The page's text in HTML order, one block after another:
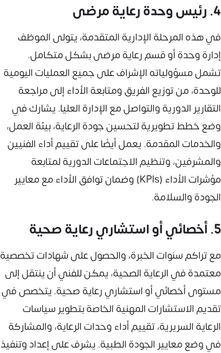
4. رئيس وحدة رعاية مرضى
في هذه المرحلة الإدارية المتقدمة، يتولى الموظف
إدارة وحدة أو قسم رعاية مرضى بشكل متكامل.
تشمل مسؤولياته الإشراف على جميع العمليات اليومية
للوحدة، من توزيع الفريق ومتابعة الأداء إلى مراجعة
التقارير الدورية والتواصل مع الإدارة العليا. يشارك في
وضع خطط تطويرية لتحسين جودة الرعاية، بيئة العمل،
والخدمات المقدمة. يعمل أيضًا على تقييم أداء الفنيين
والمشرفين، وتنظيم الاجتماعات الدورية لمتابعة
مؤشرات الأداء (KPIs) وضمان توافق الأداء مع معايير
الجودة والسلامة.
5. أخصائي أو استشاري رعاية صحية
مع تراكم سنوات الخبرة، والحصول على شهادات تخصصية
معتمدة في الرعاية الصحية، يمكن للفني أن ينتقل إلى
مستوى أخصائي أو استشاري رعاية صحية. يتخصص في
تقديم الاستشارات المهنية الخاصة بتطوير سياسات
الرعاية السريرية، تقييم أداء وحدات الرعاية، والمشاركة
في وضع معايير الجودة الطبية. يشرف على إعداد وتنفيذ